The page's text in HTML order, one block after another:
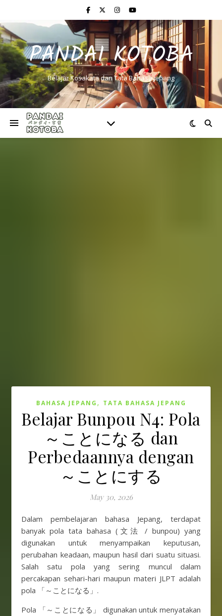
PANDAI KOTOBA
Belajar Kosakata dan Tata Bahasa Jepang
BAHASA JEPANG , TATA BAHASA JEPANG
Belajar Bunpou N4: Pola
～ことになる dan
Perbedaannya dengan
～ことにする
May 30, 2026
Dalam pembelajaran bahasa Jepang, terdapat
banyak pola tata bahasa (文法 / bunpou) yang
digunakan untuk menyampaikan keputusan,
perubahan keadaan, maupun hasil dari suatu situasi.
Salah satu pola yang sering muncul dalam
percakapan sehari-hari maupun materi JLPT adalah
pola 「～ことになる」.
Pola 「～ことになる」 digunakan untuk menyatakan